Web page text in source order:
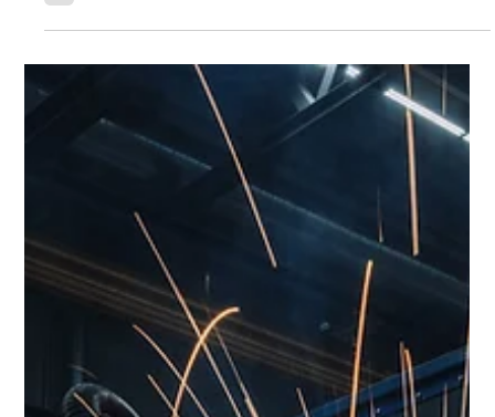
7. Juni
3 Min. Lesezeit
Businessfotografie für Unternehmer
in Oberschwaben: Ihre Marke im
Wenn Sie an Ihr Unternehmen denken, was sehen Sie? Ein
Logo, ein Produkt, ein Team – oder vielleicht eine Geschichte,
die erzählt werden will? Genau hier setzen wir an. Wir von Rack
Fotografie, wissen aus jahrelanger Erfahrung, wie wichtig es
ist, dass Ihre Marke nicht nur sichtbar, sondern auch spürbar
wird. Businessfotografie ist mehr als nur Bilder machen. Es ist
das Einfangen von Persönlichkeit, Professionalität und